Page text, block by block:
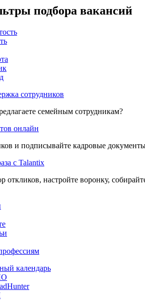
подбора вакансий
сотрудников
семейным сотрудникам?
онлайн
и подписывайте кадровые
с Talantix
откликов, настройте воронку,
календарь